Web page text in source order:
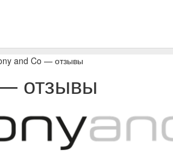
and Co — отзывы
отзывы